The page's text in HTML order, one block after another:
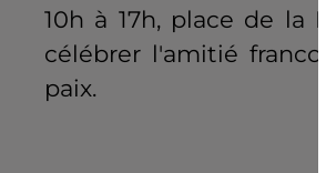
10h à 17h, place de la
célébrer l'amitié
paix.